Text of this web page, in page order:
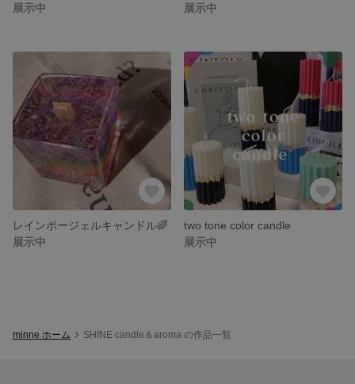
展示中
展示中
レインボージェルキャンドル🌈
展示中
two tone color candle
展示中
minne ホーム SHINE candle＆aroma の作品一覧